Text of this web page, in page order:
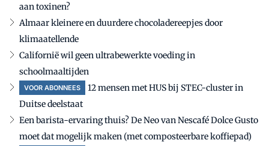
aan toxinen?
Almaar kleinere en duurdere chocoladereepjes door
klimaatellende
Californië wil geen ultrabewerkte voeding in
schoolmaaltijden
VOOR ABONNEES
12 mensen met HUS bij STEC-cluster in
Duitse deelstaat
Een barista-ervaring thuis? De Neo van Nescafé Dolce Gusto
moet dat mogelijk maken (met composteerbare koffiepad)